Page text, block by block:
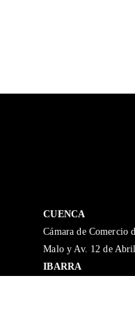
CUENCA
Cámara de Comercio
Malo y Av. 12 de
IBARRA